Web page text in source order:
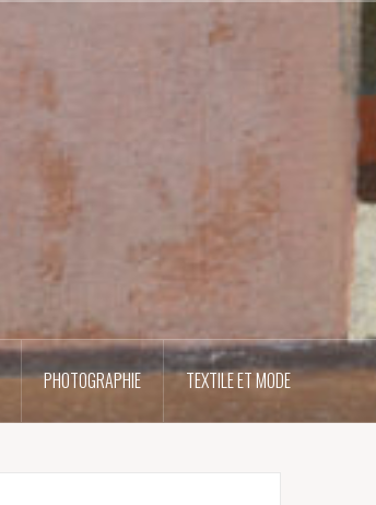
PHOTOGRAPHIE TEXTILE ET MODE